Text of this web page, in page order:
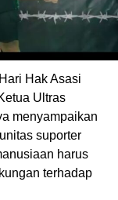
Hak Asasi
Ultras
menyampaikan
suporter
harus
terhadap